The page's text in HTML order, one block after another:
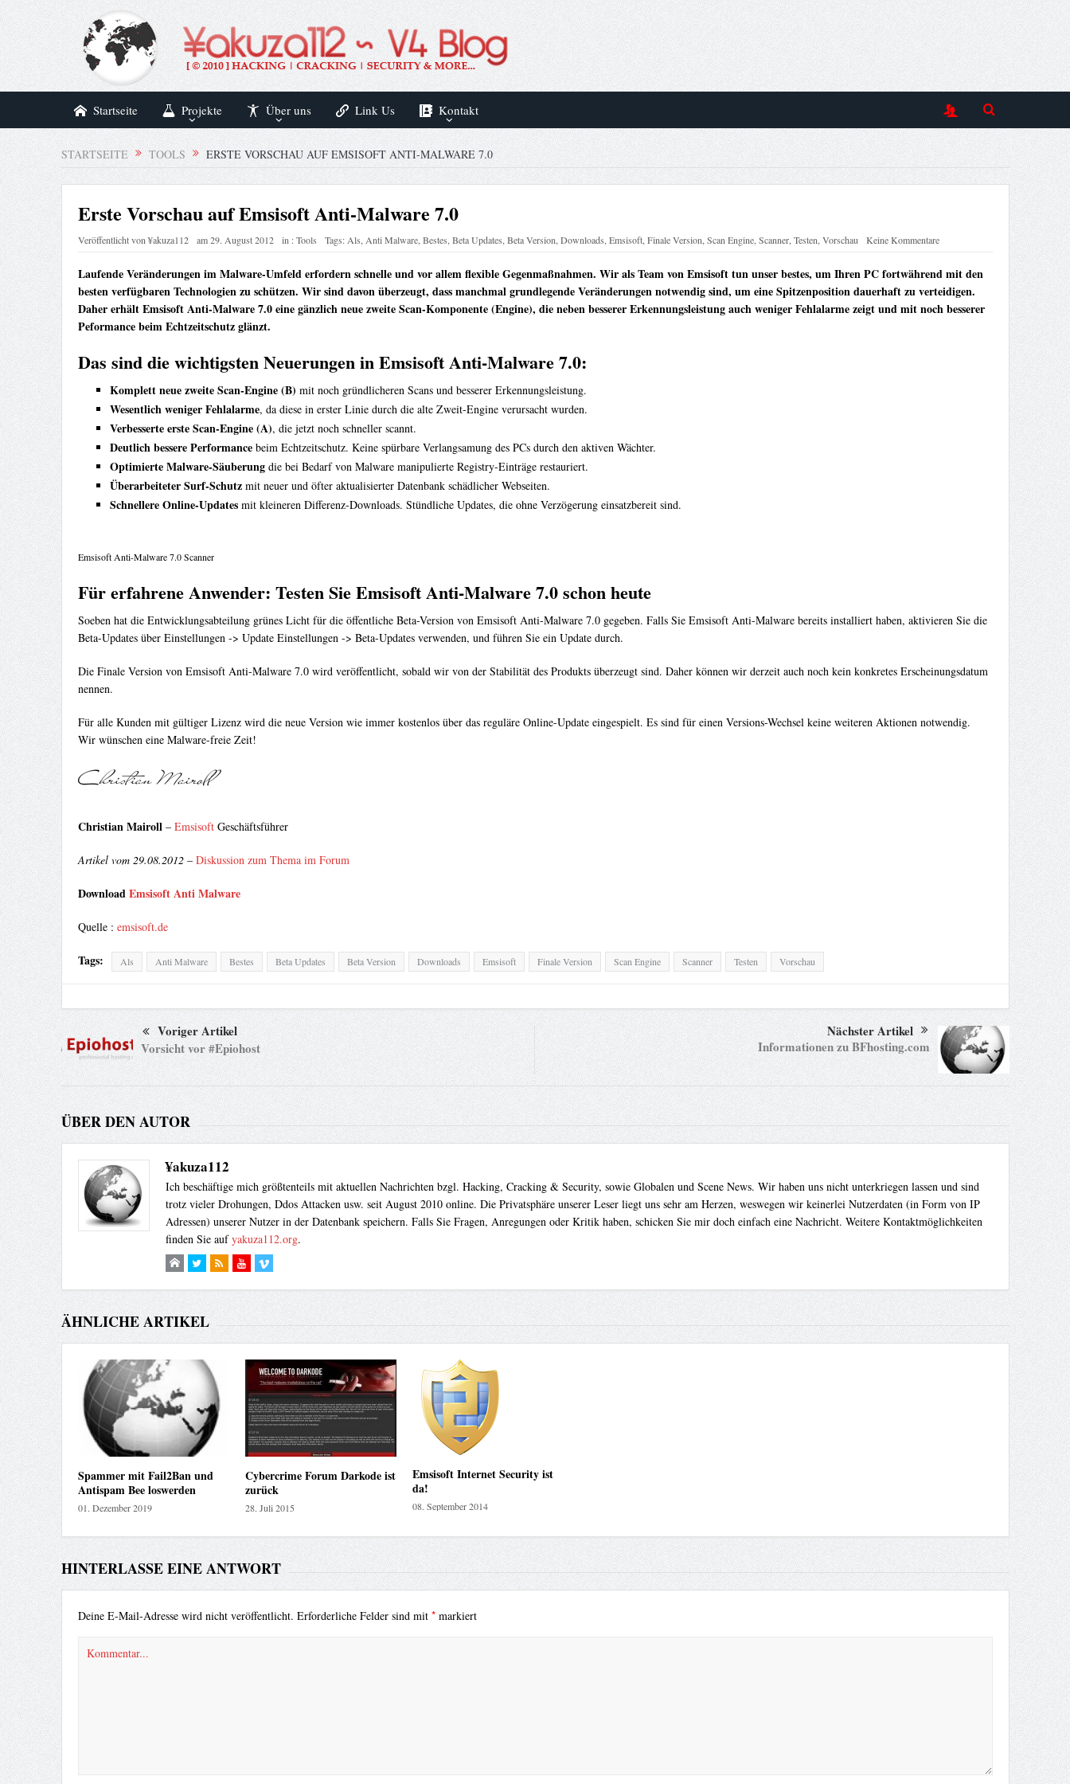
Startseite Projekte Über uns Link Us Kontakt
STARTSEITE TOOLS ERSTE VORSCHAU AUF EMSISOFT ANTI-MALWARE 7.0
Erste Vorschau auf Emsisoft Anti-Malware 7.0
Veröffentlicht von¥akuza112 am29. August 2012 in :Tools Tags:Als,Anti Malware,Bestes,Beta Updates,Beta Version,Downloads,Emsisoft,Finale Version,Scan Engine,Scanner,Testen,Vorschau Keine Kommentare
Laufende Veränderungen im Malware-Umfeld erfordern schnelle und vor allem flexible Gegenmaßnahmen. Wir als Team von Emsisoft tun unser bestes, um Ihren PC fortwährend mit den
besten verfügbaren Technologien zu schützen. Wir sind davon überzeugt, dass manchmal grundlegende Veränderungen notwendig sind, um eine Spitzenposition dauerhaft zu verteidigen.
Daher erhält Emsisoft Anti-Malware 7.0 eine gänzlich neue zweite Scan-Komponente (Engine), die neben besserer Erkennungsleistung auch weniger Fehlalarme zeigt und mit noch besserer
Peformance beim Echtzeitschutz glänzt.
Das sind die wichtigsten Neuerungen in Emsisoft Anti-Malware 7.0:
Komplett neue zweite Scan-Engine (B) mit noch gründlicheren Scans und besserer Erkennungsleistung.
Wesentlich weniger Fehlalarme, da diese in erster Linie durch die alte Zweit-Engine verursacht wurden.
Verbesserte erste Scan-Engine (A), die jetzt noch schneller scannt.
Deutlich bessere Performancebeim Echtzeitschutz. Keine spürbare Verlangsamung des PCs durch den aktiven Wächter.
Optimierte Malware-Säuberungdie bei Bedarf von Malware manipulierte Registry-Einträge restauriert.
Überarbeiteter Surf-Schutzmit neuer und öfter aktualisierter Datenbank schädlicher Webseiten.
Schnellere Online-Updatesmit kleineren Differenz-Downloads. Stündliche Updates, die ohne Verzögerung einsatzbereit sind.
Emsisoft Anti-Malware 7.0 Scanner
Für erfahrene Anwender: Testen Sie Emsisoft Anti-Malware 7.0 schon heute
Soeben hat die Entwicklungsabteilung grünes Licht für die öffentliche Beta-Version von Emsisoft Anti-Malware 7.0 gegeben. Falls Sie Emsisoft Anti-Malware bereits installiert haben, aktivieren Sie die
Beta-Updates über Einstellungen -> Update Einstellungen -> Beta-Updates verwenden, und führen Sie ein Update durch.
Die Finale Version von Emsisoft Anti-Malware 7.0 wird veröffentlicht, sobald wir von der Stabilität des Produkts überzeugt sind. Daher können wir derzeit auch noch kein konkretes Erscheinungsdatum
nennen.
Für alle Kunden mit gültiger Lizenz wird die neue Version wie immer kostenlos über das reguläre Online-Update eingespielt. Es sind für einen Versions-Wechsel keine weiteren Aktionen notwendig.
Wir wünschen eine Malware-freie Zeit!
Christian Mairoll– EmsisoftGeschäftsführer
Artikel vom 29.08.2012– Diskussion zum Thema im Forum
DownloadEmsisoft Anti Malware
Quelle : emsisoft.de
Tags: Als Anti Malware Bestes Beta Updates Beta Version Downloads Emsisoft Finale Version Scan Engine Scanner Testen Vorschau
Voriger Artikel
Vorsicht vor #Epiohost
Nächster Artikel
Informationen zu BFhosting.com
ÜBER DEN AUTOR
¥akuza112
Ich beschäftige mich größtenteils mit aktuellen Nachrichten bzgl. Hacking, Cracking & Security, sowie Globalen und Scene News. Wir haben uns nicht unterkriegen lassen und sind
trotz vieler Drohungen, Ddos Attacken usw. seit August 2010 online. Die Privatsphäre unserer Leser liegt uns sehr am Herzen, weswegen wir keinerlei Nutzerdaten (in Form von IP
Adressen) unserer Nutzer in der Datenbank speichern. Falls Sie Fragen, Anregungen oder Kritik haben, schicken Sie mir doch einfach eine Nachricht. Weitere Kontaktmöglichkeiten
finden Sie aufyakuza112.org.
ÄHNLICHE ARTIKEL
Spammer mit Fail2Ban und
Antispam Bee loswerden
01. Dezember 2019
Cybercrime Forum Darkode ist
zurück
28. Juli 2015
Emsisoft Internet Security ist
da!
08. September 2014
HINTERLASSE EINE ANTWORT
Deine E-Mail-Adresse wird nicht veröffentlicht. Erforderliche Felder sind mit *markiert